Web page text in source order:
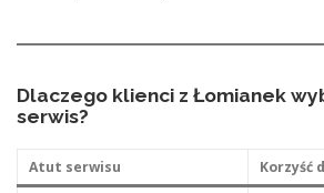
Dlaczego klienci z Łomianek
serwis?
Atut serwisu Korzyść